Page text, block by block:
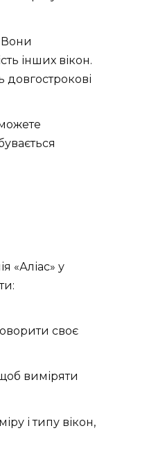
Вони
інших вікон.
«Аліас» у
своє
виміряти
і типу вікон,